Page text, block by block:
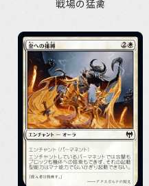
戦場の猛禽